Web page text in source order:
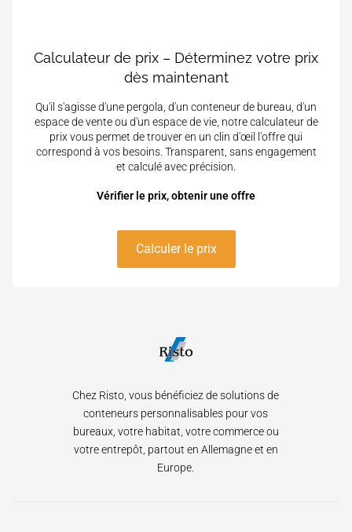
Calculateur de prix – Déterminez votre prix
dès maintenant
Qu'il s'agisse d'une pergola, d'un conteneur de bureau, d'un
espace de vente ou d'un espace de vie, notre calculateur de
prix vous permet de trouver en un clin d'œil l'offre qui
correspond à vos besoins. Transparent, sans engagement
et calculé avec précision.
Vérifier le prix, obtenir une offre
Calculer le prix
Chez Risto, vous bénéficiez de solutions de
conteneurs personnalisables pour vos
bureaux, votre habitat, votre commerce ou
votre entrepôt, partout en Allemagne et en
Europe.